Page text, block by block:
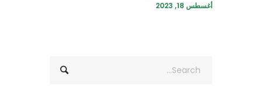
أغسطس 18, 2023